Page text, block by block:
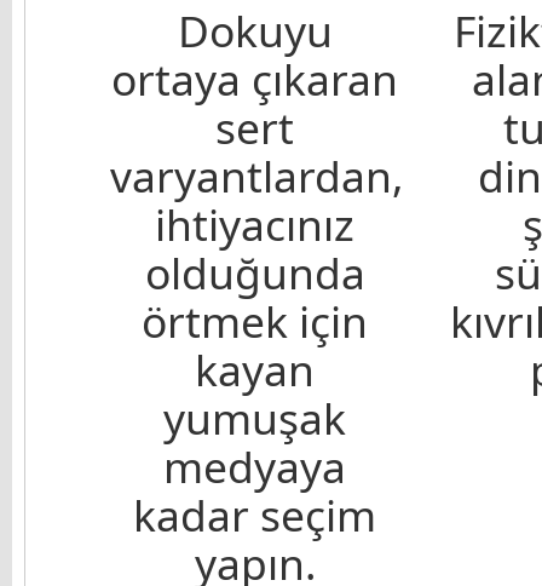
Dokuyu
ortaya çıkaran
sert
varyantlardan,
ihtiyacınız
olduğunda
örtmek için
kayan
yumuşak
medyaya
kadar seçim
yapın.